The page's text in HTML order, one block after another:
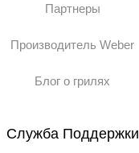
Партнеры
Производитель Weber
Блог о грилях
Служба Поддержки